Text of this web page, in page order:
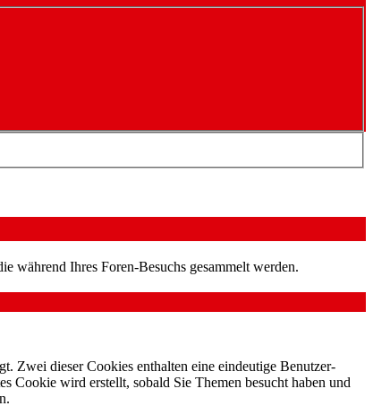
während Ihres Foren-Besuchs gesammelt werden.
Zwei dieser Cookies enthalten eine eindeutige Benutzer-
Cookie wird erstellt, sobald Sie Themen besucht haben und